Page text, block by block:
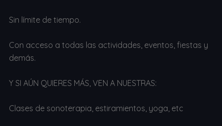
Sin límite de tiempo.
Con acceso a todas las actividades, eventos, fiestas y
demás.
Y SI AÚN QUIERES MÁS, VEN A NUESTRAS:
Clases de sonoterapia, estiramientos, yoga, etc